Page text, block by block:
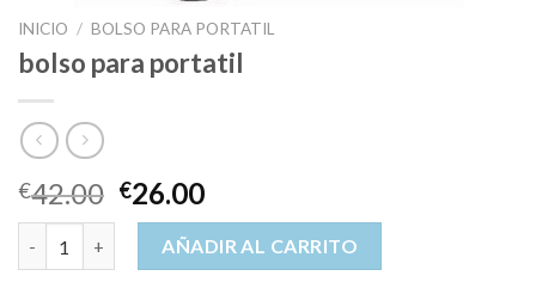
INICIO / BOLSO PARA PORTATIL
bolso para portatil
€42.00 €26.00
bolso para portatil cantidadAÑADIR AL CARRITO